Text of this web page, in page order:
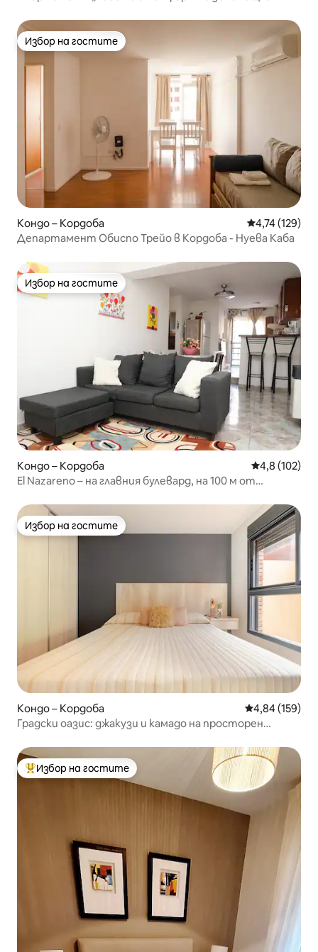
Избор на гостите
Избор на гостите
Кондо – Кордоба Средна
4,74 (129)
Департамент Обиспо Трейо в Кордоба - Нуева Каба
Избор на гостите
Избор на гостите
Кондо – Кордоба Средна
4,8 (102)
El Nazareno – на главния булевард, на 100 м от
Избор на гостите
Избор на гостите
Кондо – Кордоба Средна
4,84 (159)
Градски оазис: джакузи и камадо на просторен
Най-популярен избор на гостите
Избор на гостите